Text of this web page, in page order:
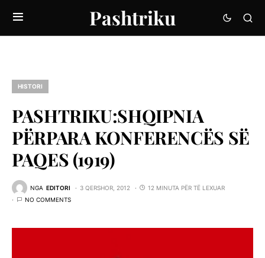
Pashtriku
HISTORI
PASHTRIKU:SHQIPNIA
PËRPARA KONFERENCËS SË
PAQES (1919)
NGA EDITORI 3 QERSHOR, 2012
12 MINUTA PËR TË LEXUAR
NO COMMENTS